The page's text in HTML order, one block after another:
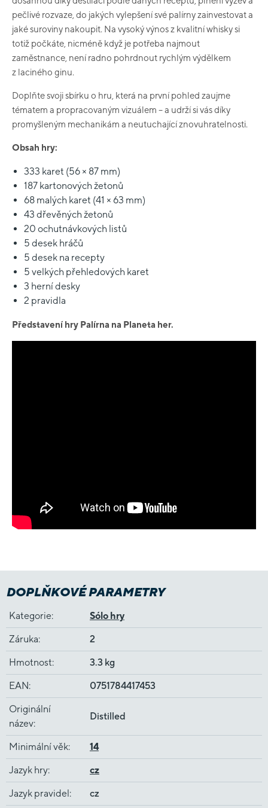
pečlivé rozvaze, do jakých vylepšení své palírny zainvestovat a
jaké suroviny nakoupit. Na vysoký výnos z kvalitní whisky si
totiž počkáte, nicméně když je potřeba najmout
zaměstnance, není radno pohrdnout rychlým výdělkem
z laciného ginu.
Doplňte svoji sbírku o hru, která na první pohled zaujme
tématem a propracovaným vizuálem – a udrží si vás díky
promyšleným mechanikám a neutuchající znovuhratelnosti.
Obsah hry:
333 karet (56 × 87 mm)
187 kartonových žetonů
68 malých karet (41 × 63 mm)
43 dřevěných žetonů
20 ochutnávkových listů
5 desek hráčů
5 desek na recepty
5 velkých přehledových karet
3 herní desky
2 pravidla
Představení hry Palírna na Planeta her.
DOPLŇKOVÉ PARAMETRY
Kategorie: Sólo hry
Záruka: 2
Hmotnost: 3.3 kg
EAN: 0751784417453
Originální
název:
Distilled
Minimální věk: 14
Jazyk hry: cz
Jazyk pravidel : cz